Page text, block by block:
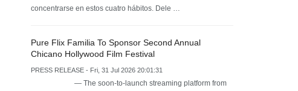
concentrarse en estos cuatro hábitos. Dele …
Pure Flix Familia To Sponsor Second Annual
Chicano Hollywood Film Festival
PRESS RELEASE - Fri, 31 Jul 2026 20:01:31
— The soon-to-launch streaming platform from